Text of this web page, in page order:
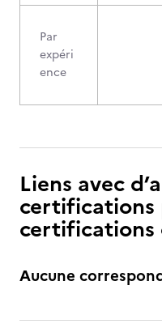
Par
expéri
ence
Liens avec
certifications
certifications
Aucune